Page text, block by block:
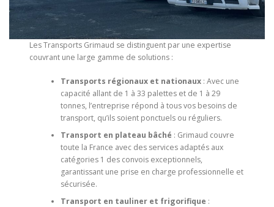
Les Transports Grimaud se distinguent par une expertise
couvrant une large gamme de solutions :
Transports régionaux et nationaux : Avec une
capacité allant de 1 à 33 palettes et de 1 à 29
tonnes, l’entreprise répond à tous vos besoins de
transport, qu’ils soient ponctuels ou réguliers.
Transport en plateau bâché : Grimaud couvre
toute la France avec des services adaptés aux
catégories 1 des convois exceptionnels,
garantissant une prise en charge professionnelle et
sécurisée.
Transport en tauliner et frigorifique :